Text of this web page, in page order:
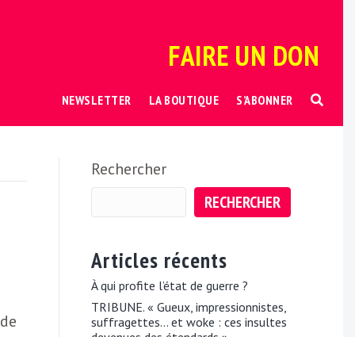
FAIRE UN DON
NEWSLETTER LA BOUTIQUE S’ABONNER
Rechercher
RECHERCHER
Articles récents
À qui profite l’état de guerre ?
TRIBUNE. « Gueux, impressionnistes,
suffragettes… et woke : ces insultes